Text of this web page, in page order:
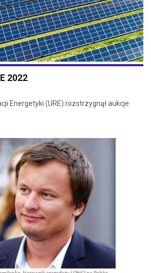
2022
Energetyki (URE) rozstrzygnął aukcje